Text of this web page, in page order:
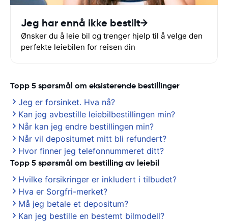
Jeg har ennå ikke bestilt
Ønsker du å leie bil og trenger hjelp til å velge den
perfekte leiebilen for reisen din
Topp 5 spørsmål om eksisterende bestillinger
Jeg er forsinket. Hva nå?
Kan jeg avbestille leiebilbestillingen min?
Når kan jeg endre bestillingen min?
Når vil depositumet mitt bli refundert?
Hvor finner jeg telefonnummeret ditt?
Topp 5 spørsmål om bestilling av leiebil
Hvilke forsikringer er inkludert i tilbudet?
Hva er Sorgfri-merket?
Må jeg betale et depositum?
Kan jeg bestille en bestemt bilmodell?